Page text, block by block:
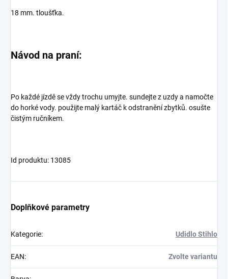
18 mm. tloušťka.
Návod na praní:
Po každé jízdě se vždy trochu umyjte. sundejte z uzdy a namočte
do horké vody. použijte malý kartáč k odstranění zbytků. osušte
čistým ručníkem.
Id produktu: 13085
Doplňkové parametry
Kategorie: Udidlo Stihlo
EAN: Zvolte variantu